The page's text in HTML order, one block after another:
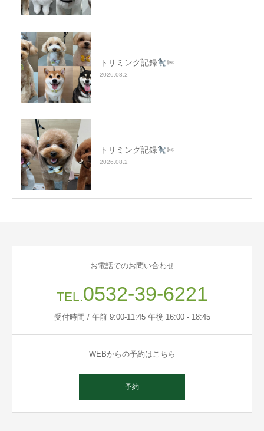
トリミング記録 ✄
2026.08.2
トリミング記録 ✄
2026.08.2
お電話でのお問い合わせ
TEL.0532-39-6221
受付時間 / 午前 9:00-11:45 午後 16:00 - 18:45
WEBからの予約はこちら
予約